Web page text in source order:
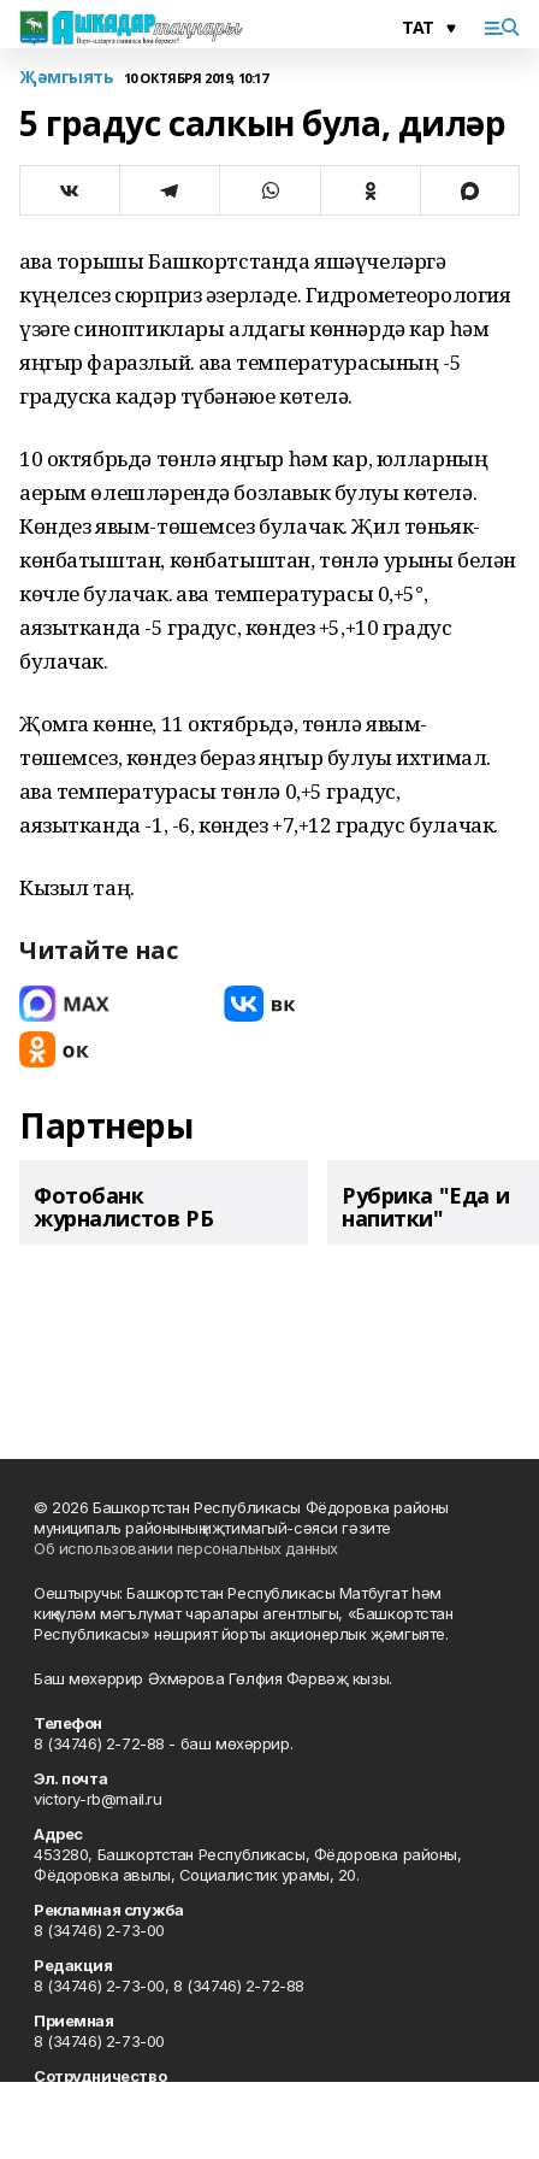
Җәмгыять 10 ОКТЯБРЯ 2019, 10:17
5 градус салкын була, диләр
Һава торышы Башкортстанда яшәүчеләргә
күңелсез сюрприз әзерләде. Гидрометеорология
үзәге синоптиклары алдагы көннәрдә кар һәм
яңгыр фаразлый. Һава температурасының -5
градуска кадәр түбәнәюе көтелә.
10 октябрьдә төнлә яңгыр һәм кар, юлларның
аерым өлешләрендә бозлавык булуы көтелә.
Көндез явым-төшемсез булачак. Җил төньяк-
көнбатыштан, көнбатыштан, төнлә урыны белән
көчле булачак. Һава температурасы 0,+5°,
аязытканда -5 градус, көндез +5,+10 градус
булачак.
Җомга көнне, 11 октябрьдә, төнлә явым-
төшемсез, көндез бераз яңгыр булуы ихтимал.
Һава температурасы төнлә 0,+5 градус,
аязытканда -1, -6, көндез +7,+12 градус булачак.
Кызыл таң.
Читайте нас
Партнеры
Фотобанк
журналистов РБ
Рубрика "Еда и
напитки"
© 2026 Башкортстан Республикасы Фёдоровка районы
муниципаль районының иҗтимагый-сәяси гәзите
Об использовании персональных данных
Оештыручы: Башкортстан Республикасы Матбугат һәм
киңкүләм мәгълүмат чаралары агентлыгы, «Башкортстан
Республикасы» нәшрият йорты акционерлык җәмгыяте.
Баш мөхәррир Әхмәрова Гөлфия Фәрвәҗ кызы.
Телефон
8 (34746) 2-72-88 - баш мөхәррир.
Эл. почта
victory-rb@mail.ru
Адрес
453280, Башкортстан Республикасы, Фёдоровка районы,
Фёдоровка авылы, Социалистик урамы, 20.
Рекламная служба
8 (34746) 2-73-00
Редакция
8 (34746) 2-73-00, 8 (34746) 2-72-88
Приемная
8 (34746) 2-73-00
Сотрудничество